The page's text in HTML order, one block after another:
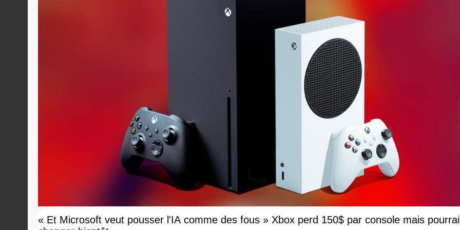
« Et Microsoft veut pousser l'IA comme des fous » Xbox perd 150$ par console mais